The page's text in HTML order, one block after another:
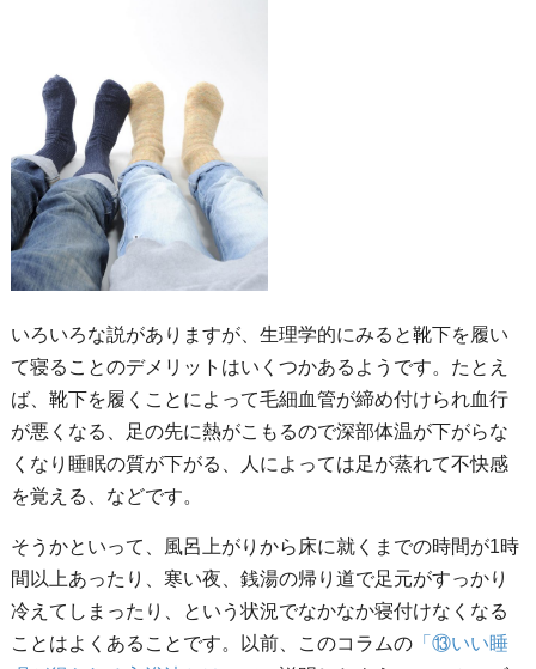
いろいろな説がありますが、生理学的にみると靴下を履い
て寝ることのデメリットはいくつかあるようです。たとえ
ば、靴下を履くことによって毛細血管が締め付けられ血行
が悪くなる、足の先に熱がこもるので深部体温が下がらな
くなり睡眠の質が下がる、人によっては足が蒸れて不快感
を覚える、などです。
そうかといって、風呂上がりから床に就くまでの時間が1時
間以上あったり、寒い夜、銭湯の帰り道で足元がすっかり
冷えてしまったり、という状況でなかなか寝付けなくなる
ことはよくあることです。以前、このコラムの「⑬いい睡